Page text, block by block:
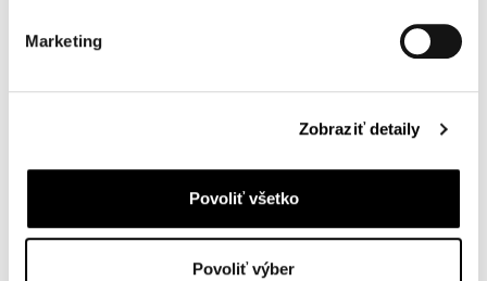
Marketing
Zobraziť detaily
Povoliť všetko
Povoliť výber
FINAL EXAM
3-course menu and rich buffets from 59€ / 1 person,